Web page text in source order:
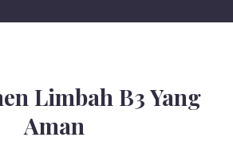
Limbah B3 Yang
Aman